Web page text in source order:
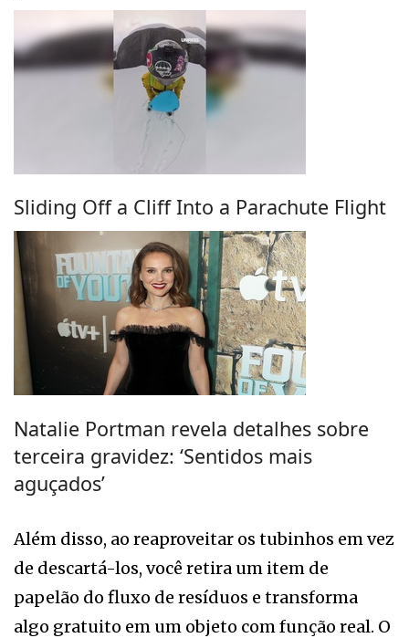
Sliding Off a Cliff Into a Parachute Flight
Natalie Portman revela detalhes sobre
terceira gravidez: ‘Sentidos mais
aguçados’
Além disso, ao reaproveitar os tubinhos em vez
de descartá-los, você retira um item de
papelão do fluxo de resíduos e transforma
algo gratuito em um objeto com função real. O